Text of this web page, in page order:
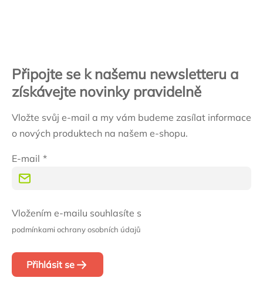
Připojte se k našemu newsletteru a
získávejte novinky pravidelně
Vložte svůj e-mail a my vám budeme zasílat informace
o nových produktech na našem e-shopu.
E-mail
Vložením e-mailu souhlasíte s
podmínkami ochrany osobních údajů
Přihlásit se